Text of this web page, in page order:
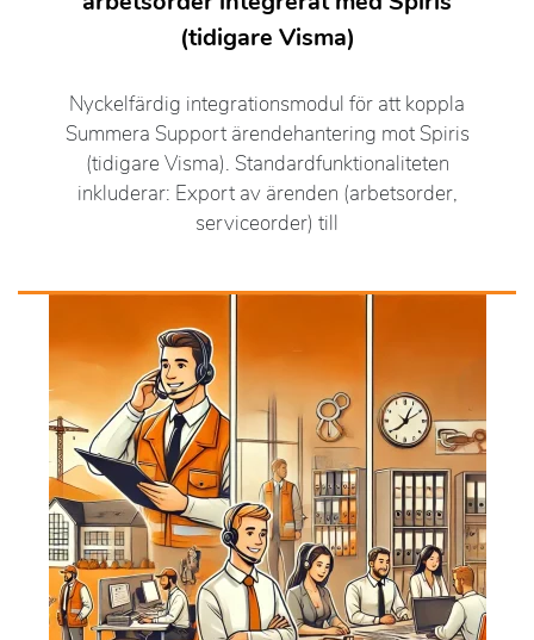
(tidigare Visma)
Nyckelfärdig integrationsmodul för att koppla
Summera Support ärendehantering mot Spiris
(tidigare Visma). Standardfunktionaliteten
inkluderar: Export av ärenden (arbetsorder,
serviceorder) till